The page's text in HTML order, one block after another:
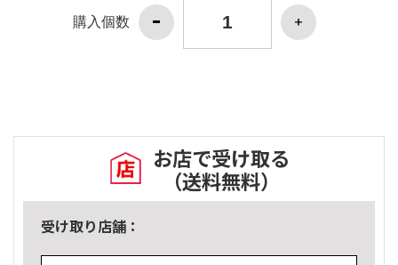
購入個数
お店で受け取る
（送料無料）
受け取り店舗：